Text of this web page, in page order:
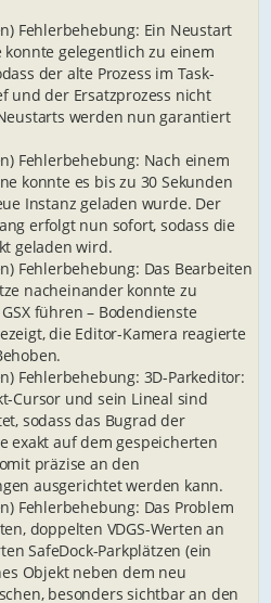
Fehlerbehebung: Ein Neustart
konnte gelegentlich zu einem
der alte Prozess im Task-
und der Ersatzprozess nicht
werden nun garantiert
Fehlerbehebung: Nach einem
konnte es bis zu 30 Sekunden
Instanz geladen wurde. Der
erfolgt nun sofort, sodass die
geladen wird.
Fehlerbehebung: Das Bearbeiten
nacheinander konnte zu
führen – Bodendienste
die Editor-Kamera reagierte
Fehlerbehebung: 3D-Parkeditor:
Cursor und sein Lineal sind
sodass das Bugrad der
exakt auf dem gespeicherten
präzise an den
ausgerichtet werden kann.
Fehlerbehebung: Das Problem
doppelten VDGS-Werten an
SafeDock-Parkplätzen (ein
Objekt neben dem neu
besonders sichtbar an den